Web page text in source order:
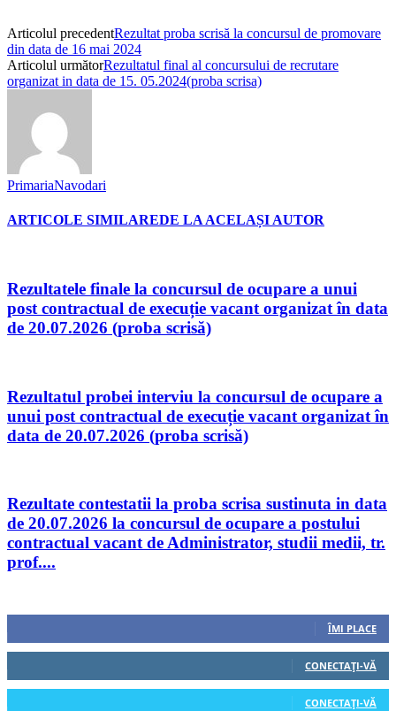
Articolul precedentRezultat proba scrisă la concursul de promovare
din data de 16 mai 2024
Articolul următorRezultatul final al concursului de recrutare
organizat in data de 15. 05.2024(proba scrisa)
PrimariaNavodari
ARTICOLE SIMILAREDE LA ACELAȘI AUTOR
Rezultatele finale la concursul de ocupare a unui
post contractual de execuție vacant organizat în data
de 20.07.2026 (proba scrisă)
Rezultatul probei interviu la concursul de ocupare a
unui post contractual de execuție vacant organizat în
data de 20.07.2026 (proba scrisă)
Rezultate contestatii la proba scrisa sustinuta in data
de 20.07.2026 la concursul de ocupare a postului
contractual vacant de Administrator, studii medii, tr.
prof....
ÎMI PLACE
CONECTAȚI-VĂ
CONECTAȚI-VĂ